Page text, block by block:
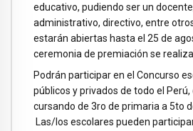
educativo, pudiendo ser un
administrativo, directivo, entre
estarán abiertas hasta el 25 de
ceremonia de premiación se
Podrán participar en el Concurso
públicos y privados de todo el
cursando de 3ro de primaria a 5to
Las/los escolares pueden